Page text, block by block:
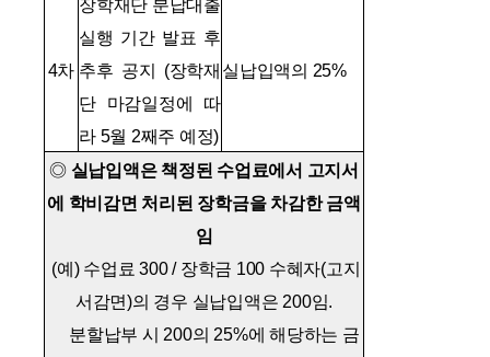
4차
장학재단 분납대출
실행 기간 발표 후
추후 공지 (장학재
단 마감일정에 따
라 5월 2째주 예정)
실납입액의 25%
◎ 실납입액은 책정된 수업료에서 고지서
에 학비감면 처리된 장학금을 차감한 금액
임
(예) 수업료 300 / 장학금 100 수혜자(고지
서감면)의 경우 실납입액은 200임.
분할납부 시 200의 25%에 해당하는 금